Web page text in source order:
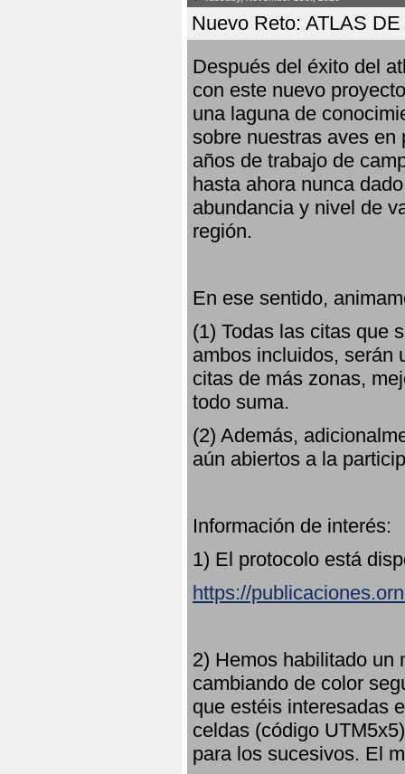
Nuevo Reto: ATLAS
Después del éxito del
con este nuevo
una laguna de
sobre nuestras aves en
años de trabajo de
hasta ahora nunca
abundancia y nivel de
región.
En ese sentido,
(1) Todas las citas que
ambos incluidos, serán
citas de más zonas,
todo suma.
(2) Además,
aún abiertos a la
Información de interés:
1) El protocolo está
https://
2) Hemos habilitado un
cambiando de color
que estéis interesadas
celdas (código
para los sucesivos. El